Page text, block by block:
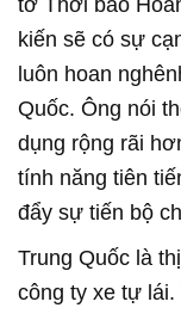
tờ Thời báo
kiến sẽ có sự
luôn hoan
Quốc. Ông nói
dụng rộng rãi
tính năng tiên
đẩy sự tiến bộ
Trung Quốc là
công ty xe tự lái.